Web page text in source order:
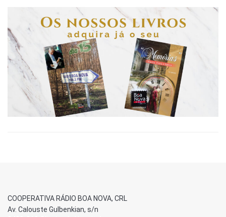
COOPERATIVA RÁDIO BOA NOVA, CRL
Av. Calouste Gulbenkian, s/n